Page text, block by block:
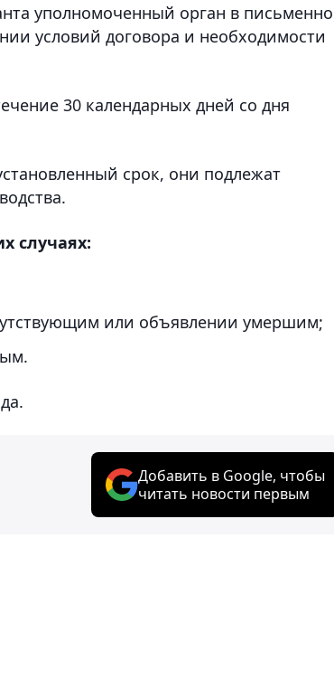
уполномоченный орган в
условий договора и необходимости
30 календарных дней со дня
срок, они подлежат
случаях:
или объявлении умершим;
Добавить в Google, чтобы
читать новости первым